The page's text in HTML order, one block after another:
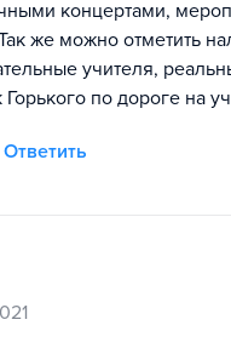
концертами,
же можно отметить
учителя,
по дороге на
Ответить